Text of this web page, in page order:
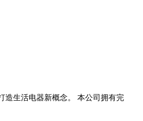
造生活电器新概念。 本公司拥有完